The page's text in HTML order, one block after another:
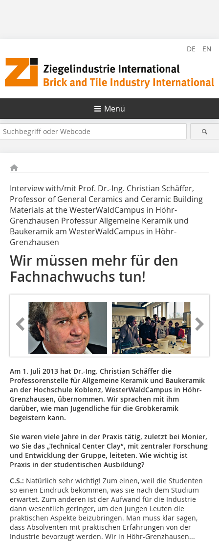
DE EN
Menü
Interview with/mit Prof. Dr.-Ing. Christian Schäffer,
Professor of General Ceramics and Ceramic Building
Materials at the WesterWaldCampus in Höhr-
Grenzhausen Professur Allgemeine Keramik und
Baukeramik am WesterWaldCampus in Höhr-
Grenzhausen
Wir müssen mehr für den
Fachnachwuchs tun!
Am 1. Juli 2013 hat Dr.-Ing. Christian Schäffer die
Professorenstelle für Allgemeine Keramik und Baukeramik
an der Hochschule Koblenz, WesterWaldCampus in Höhr-
Grenzhausen, übernommen. Wir sprachen mit ihm
darüber, wie man Jugendliche für die Grobkeramik
begeistern kann.
Sie waren viele Jahre in der Praxis tätig, zuletzt bei Monier,
wo Sie das „Technical Center Clay“, mit zentraler Forschung
und Entwicklung der Gruppe, leiteten. Wie wichtig ist
Praxis in der studentischen Ausbildung?
C.S.: Natürlich sehr wichtig! Zum einen, weil die Studenten
so einen Eindruck bekommen, was sie nach dem Studium
erwartet. Zum anderen ist der Aufwand für die Industrie
dann wesentlich geringer, um den jungen Leuten die
praktischen Aspekte beizubringen. Man muss klar sagen,
dass Absolventen mit praktischen Erfahrungen von der
Industrie bevorzugt werden. Wir in Höhr-Grenzhausen...